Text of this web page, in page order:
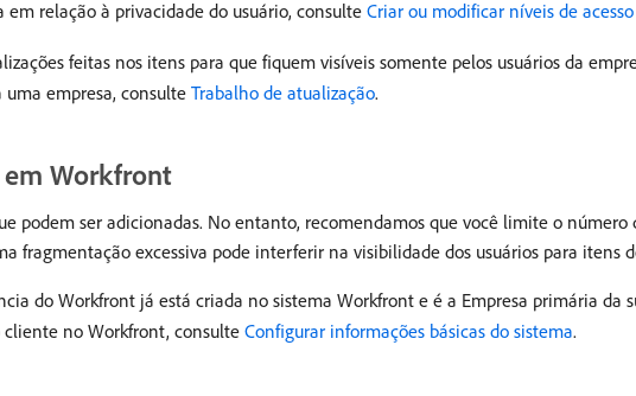
relação à privacidade do usuário, consulte Criar ou modificar níveis de
feitas nos itens para que fiquem visíveis somente pelos usuários da
empresa, consulte Trabalho de atualização.
Workfront
podem ser adicionadas. No entanto, recomendamos que você limite o número
fragmentação excessiva pode interferir na visibilidade dos usuários para itens
do Workfront já está criada no sistema Workfront e é a Empresa primária da
no Workfront, consulte Configurar informações básicas do sistema.